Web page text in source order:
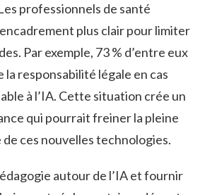
professionnels de santé
plus clair pour limiter
Par exemple, 73 % d’entre eux
la responsabilité légale en cas
à l’IA. Cette situation crée un
qui pourrait freiner la pleine
ces nouvelles technologies.
autour de l’IA et fournir